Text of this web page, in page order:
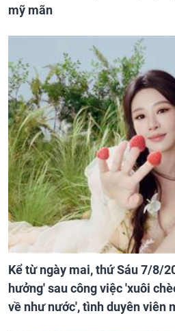
mỹ mãn
Kể từ ngày mai, thứ Sáu 7/8/
hưởng' sau công việc 'xuôi
về như nước', tình duyên viên